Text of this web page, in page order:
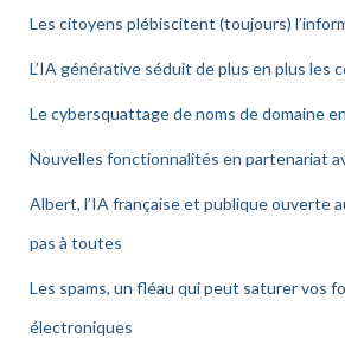
Les citoyens plébiscitent (toujours)
L’IA générative séduit de plus en plus les
Le cybersquattage de noms de domaine
Nouvelles fonctionnalités en partenariat
Albert, l’IA française et publique ouverte
pas à toutes
Les spams, un fléau qui peut saturer vos
électroniques